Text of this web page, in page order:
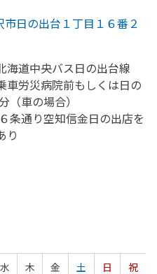
日の出台１丁目１６番２
海道中央バス日の出台線
車労災病院前も しくは日の
（車の場合）
条通り空知信金日の出店を
り
水 木 金 土 日 祝